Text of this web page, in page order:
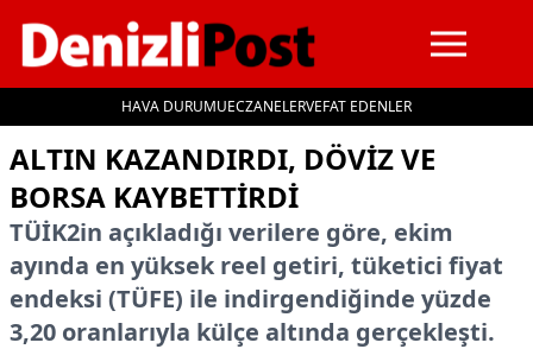
HAVA DURUMUECZANELERVEFAT EDENLER
ALTIN KAZANDIRDI, DÖVIZ VE
BORSA KAYBETTIRDI
TÜİK2in açıkladığı verilere göre, ekim
ayında en yüksek reel getiri, tüketici fiyat
endeksi (TÜFE) ile indirgendiğinde yüzde
3,20 oranlarıyla külçe altında gerçekleşti.